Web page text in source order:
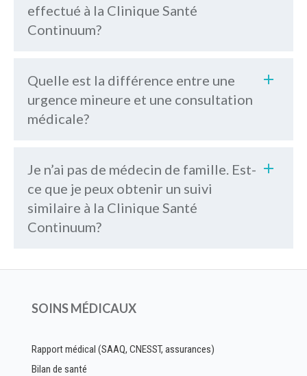
nous contacter
effectué à la Clinique Santé
Continuum?
Quelle est la différence entre une
urgence mineure et une consultation
médicale?
Je n’ai pas de médecin de famille. Est-
ce que je peux obtenir un suivi
similaire à la Clinique Santé
Continuum?
SOINS MÉDICAUX
Rapport médical (SAAQ, CNESST, assurances)
Bilan de santé